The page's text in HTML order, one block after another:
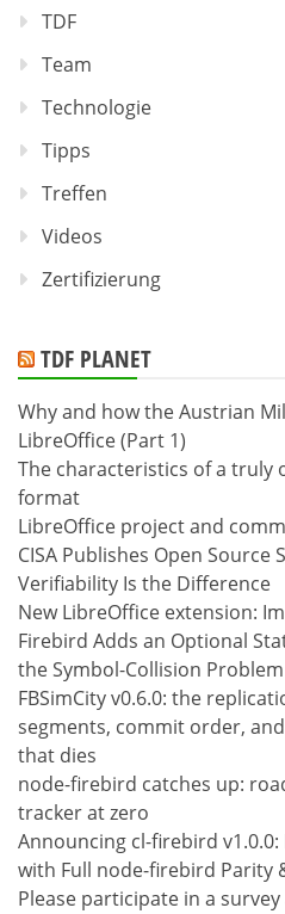
TDF
Team
Technologie
Tipps
Treffen
Videos
Zertifizierung
TDF PLANET
Why and how the Austrian
LibreOffice (Part 1)
The characteristics of a truly
format
LibreOffice project and
CISA Publishes Open Source
Verifiability Is the Difference
New LibreOffice extension:
Firebird Adds an Optional
the Symbol-Collision
FBSimCity v0.6.0: the
segments, commit order,
that dies
node-firebird catches up:
tracker at zero
Announcing cl-firebird
with Full node-firebird Parity
Please participate in a